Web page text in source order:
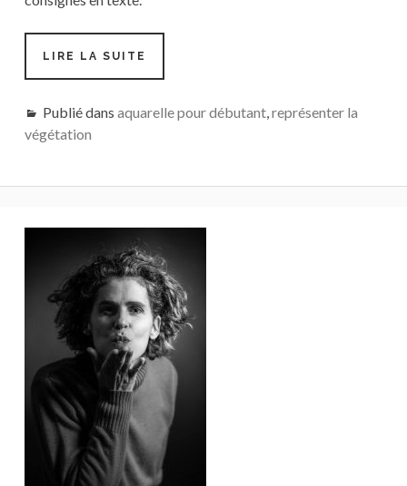
LIRE LA SUITE
AQUARELLE
FRÉDÉRIQUE
Publié dans aquarelle pour débutant,représenter la
végétation
latérale
principale